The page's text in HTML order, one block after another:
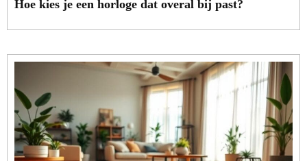
Hoe kies je een horloge dat overal bij past?